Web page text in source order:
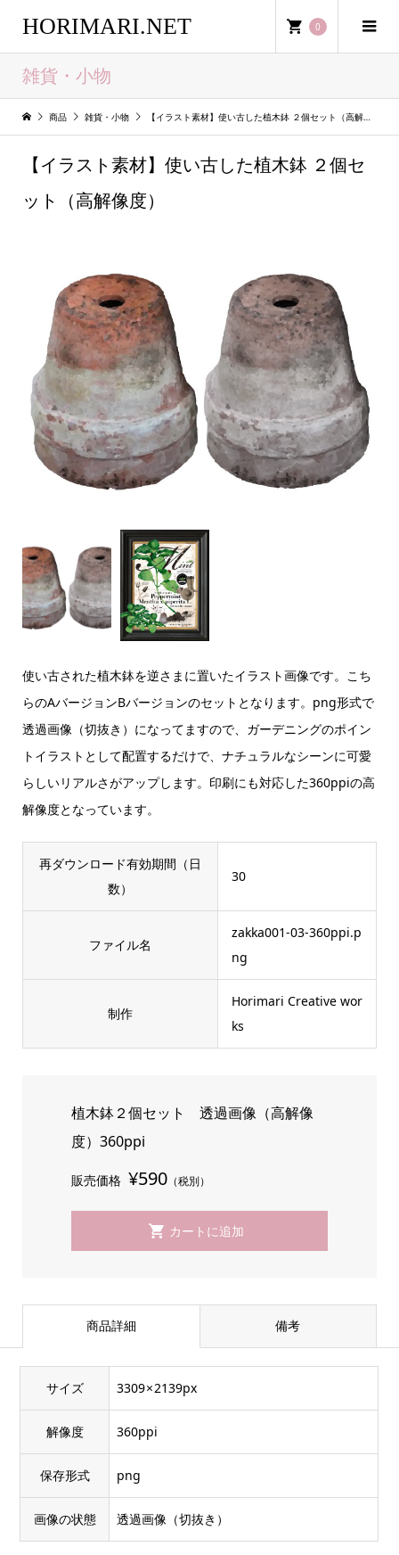
HORIMARI.NET 0
雑貨・小物
商品 雑貨・小物 【イラスト素材】使い古した植木鉢 ２個セット（高解像度）
【イラスト素材】使い古した植木鉢 ２個セ
ット（高解像度）
使い古された植木鉢を逆さまに置いたイラスト画像です。こち
らのAバージョンBバージョンのセットとなります。png形式で
透過画像（切抜き）になってますので、ガーデニングのポイン
トイラストとして配置するだけで、ナチュラルなシーンに可愛
らしいリアルさがアップします。印刷にも対応した360ppiの高
解像度となっています。
再ダウンロード有効期間（日
数）
30
ファイル名
zakka001-03-360ppi.p
ng
制作
Horimari Creative wor
ks
植木鉢２個セット 透過画像（高解像
度）360ppi
販売価格 ¥590（税別）
商品詳細 備考
サイズ 3309 × 2139px
解像度 360ppi
保存形式 png
画像の状態 透過画像（切抜き）